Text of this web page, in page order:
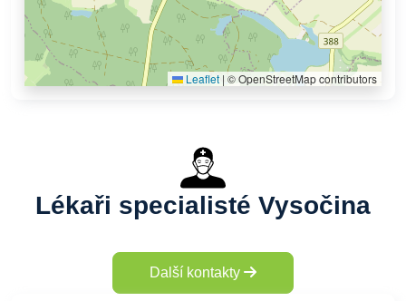
Leaflet | © OpenStreetMap contributors
Lékaři specialisté Vysočina
Další kontakty